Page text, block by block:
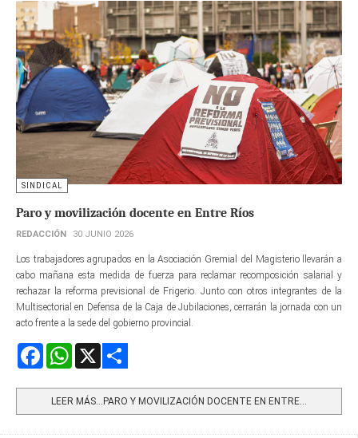
SINDICAL
Paro y movilización docente en Entre Ríos
REDACCIÓN 30 JUNIO 2026
Los trabajadores agrupados en la Asociación Gremial del Magisterio llevarán a
cabo mañana esta medida de fuerza para reclamar recomposición salarial y
rechazar la reforma previsional de Frigerio. Junto con otros integrantes de la
Multisectorial en Defensa de la Caja de Jubilaciones, cerrarán la jornada con un
acto frente a la sede del gobierno provincial.
FacebookWhatsApp
LEER MÁS…PARO Y MOVILIZACIÓN DOCENTE EN ENTRE...